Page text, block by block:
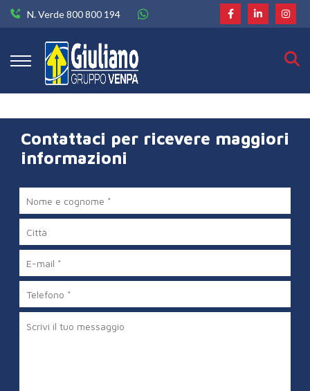
N. Verde 800 800 194
Contattaci per ricevere maggiori
informazioni